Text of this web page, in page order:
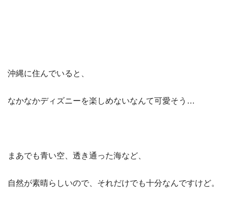
沖縄に住んでいると、
なかなかディズニーを楽しめないなんて可愛そう…
まあでも青い空、透き通った海など、
自然が素晴らしいので、それだけでも十分なんですけど。